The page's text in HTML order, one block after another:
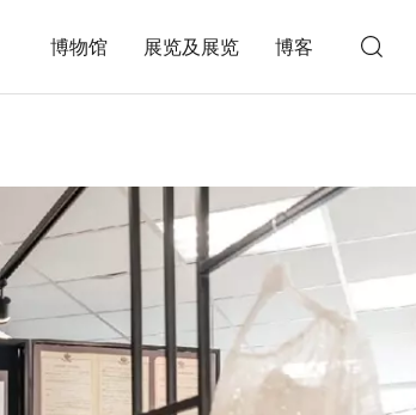
博物馆 展览及展览 博客